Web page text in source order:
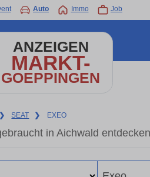
Auto Immo Job
ANZEIGEN
MARKT-
GOEPPINGEN
❯ SEAT ❯ EXEO
in Aichwald